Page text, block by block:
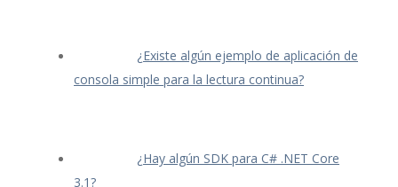
¿Existe algún ejemplo de aplicación de
consola simple para la lectura continua?
¿Hay algún SDK para C# .NET Core
3.1?